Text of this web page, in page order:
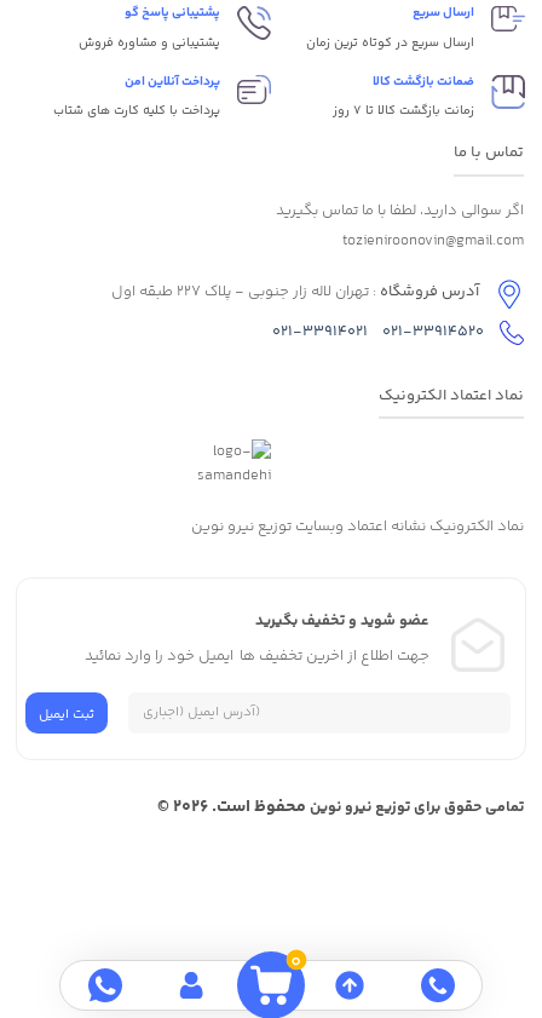
ارسال سریع
ارسال سریع در کوتاه ترین زمان
پشتیبانی پاسخ گو
پشتیبانی و مشاوره فروش
ضمانت بازگشت کالا
زمانت بازگشت کالا تا 7 روز
پرداخت آنلاین امن
پرداخت با کلیه کارت های شتاب
تماس با ما
اگر سوالی دارید، لطفا با ما تماس بگیرید
tozieniroonovin@gmail.com
آدرس فروشگاه : تهران لاله زار جنوبی - پلاک 227 طبقه اول
021-33914520
021-33914021
نماد اعتماد الکترونیک
نماد الکترونیک نشانه اعتماد وبسایت توزیع نیرو نوین
عضو شوید و تخفیف بگیرید
جهت اطلاع از اخرین تخفیف ها ایمیل خود را وارد نمائید
تمامی حقوق برای توزیع نیرو نوین محفوظ است. 2026 ©
0